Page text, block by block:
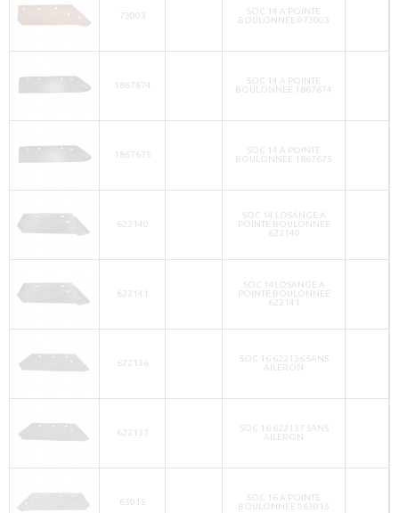
73003
SOC 14 A POINTE
BOULONNEE 073003
1867674
SOC 14 A POINTE
BOULONNEE 1867674
1867675
SOC 14 A POINTE
BOULONNEE 1867675
622140
SOC 14 LOSANGE A
POINTE BOULONNEE
622140
622141
SOC 14LOSANGE A
POINTE BOULONNEE
622141
622136
SOC 16 622136 SANS
AILERON
622137
SOC 16 622137 SANS
AILERON
63015
SOC 16 A POINTE
BOULONNEE 063015